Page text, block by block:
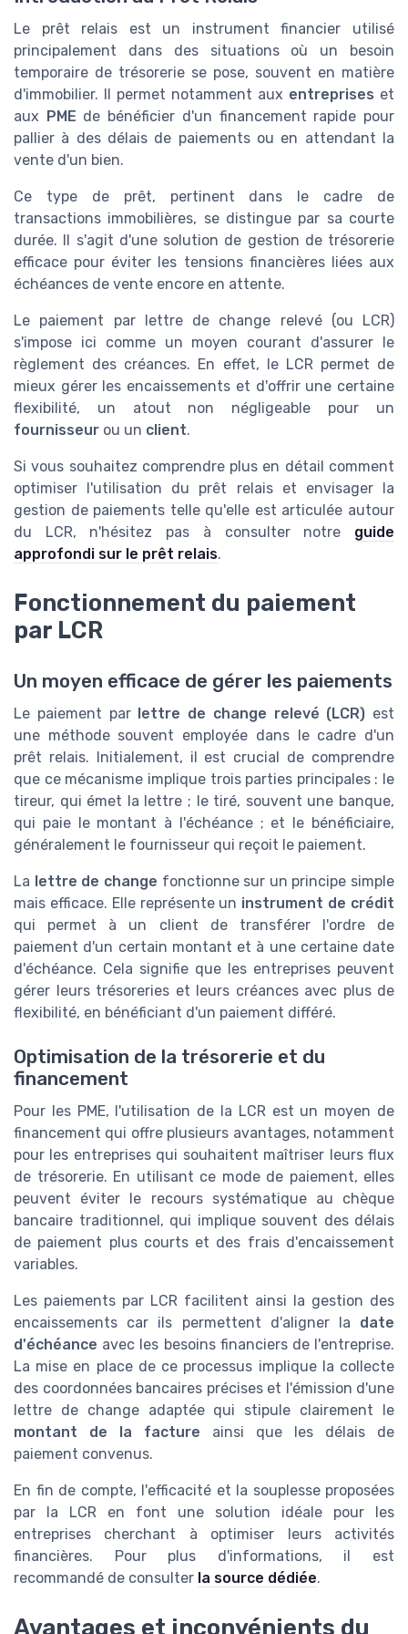
Le prêt relais est un instrument financier utilisé
principalement dans des situations où un besoin
temporaire de trésorerie se pose, souvent en matière
d'immobilier. Il permet notamment aux entreprises et
aux PME de bénéficier d'un financement rapide pour
pallier à des délais de paiements ou en attendant la
vente d'un bien.
Ce type de prêt, pertinent dans le cadre de
transactions immobilières, se distingue par sa courte
durée. Il s'agit d'une solution de gestion de trésorerie
efficace pour éviter les tensions financières liées aux
échéances de vente encore en attente.
Le paiement par lettre de change relevé (ou LCR)
s'impose ici comme un moyen courant d'assurer le
règlement des créances. En effet, le LCR permet de
mieux gérer les encaissements et d'offrir une certaine
flexibilité, un atout non négligeable pour un
fournisseur ou un client.
Si vous souhaitez comprendre plus en détail comment
optimiser l'utilisation du prêt relais et envisager la
gestion de paiements telle qu'elle est articulée autour
du LCR, n'hésitez pas à consulter notre guide
approfondi sur le prêt relais.
Fonctionnement du paiement
par LCR
Un moyen efficace de gérer les paiements
Le paiement par lettre de change relevé (LCR) est
une méthode souvent employée dans le cadre d'un
prêt relais. Initialement, il est crucial de comprendre
que ce mécanisme implique trois parties principales : le
tireur, qui émet la lettre ; le tiré, souvent une banque,
qui paie le montant à l'échéance ; et le bénéficiaire,
généralement le fournisseur qui reçoit le paiement.
La lettre de change fonctionne sur un principe simple
mais efficace. Elle représente un instrument de crédit
qui permet à un client de transférer l'ordre de
paiement d'un certain montant et à une certaine date
d'échéance. Cela signifie que les entreprises peuvent
gérer leurs trésoreries et leurs créances avec plus de
flexibilité, en bénéficiant d'un paiement différé.
Optimisation de la trésorerie et du
financement
Pour les PME, l'utilisation de la LCR est un moyen de
financement qui offre plusieurs avantages, notamment
pour les entreprises qui souhaitent maîtriser leurs flux
de trésorerie. En utilisant ce mode de paiement, elles
peuvent éviter le recours systématique au chèque
bancaire traditionnel, qui implique souvent des délais
de paiement plus courts et des frais d'encaissement
variables.
Les paiements par LCR facilitent ainsi la gestion des
encaissements car ils permettent d'aligner la date
d'échéance avec les besoins financiers de l'entreprise.
La mise en place de ce processus implique la collecte
des coordonnées bancaires précises et l'émission d'une
lettre de change adaptée qui stipule clairement le
montant de la facture ainsi que les délais de
paiement convenus.
En fin de compte, l'efficacité et la souplesse proposées
par la LCR en font une solution idéale pour les
entreprises cherchant à optimiser leurs activités
financières. Pour plus d'informations, il est
recommandé de consulter la source dédiée.
Avantages et inconvénients du